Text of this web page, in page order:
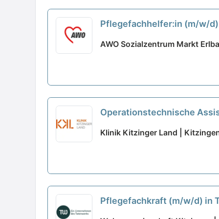
Pflegefachhelfer:in (m/w/
AWO Sozialzentrum Markt
Operationstechnische
Klinik Kitzinger Land |
Pflegefachkraft (m/w/d) in